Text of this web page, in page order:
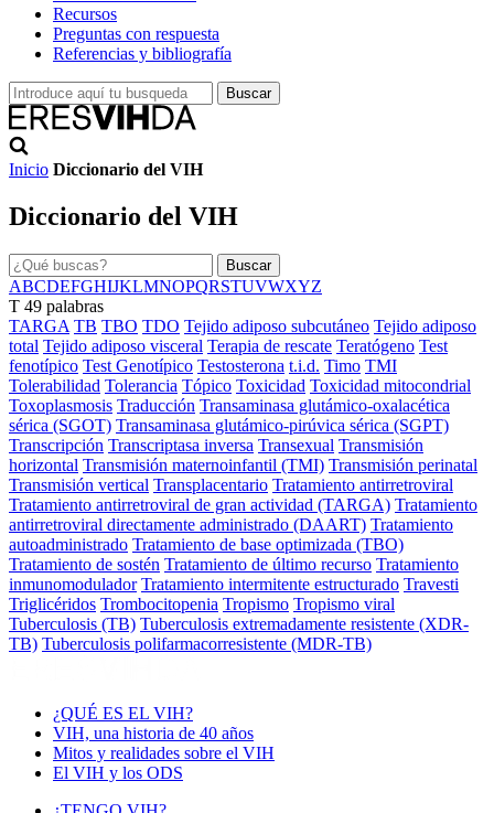
Recursos
Preguntas con respuesta
Referencias y bibliografía
Inicio Diccionario del VIH
Diccionario del VIH
Buscar
ABCDEFGHIJKLMNOPQRSTUVWXYZ
T 49 palabras
TARGA TB TBO TDO Tejido adiposo subcutáneo Tejido adiposo
total Tejido adiposo visceral Terapia de rescate Teratógeno Test
fenotípico Test Genotípico Testosterona t.i.d. Timo TMI
Tolerabilidad Tolerancia Tópico Toxicidad Toxicidad mitocondrial
Toxoplasmosis Traducción Transaminasa glutámico-oxalacética
sérica (SGOT) Transaminasa glutámico-pirúvica sérica (SGPT)
Transcripción Transcriptasa inversa Transexual Transmisión
horizontal Transmisión maternoinfantil (TMI) Transmisión perinatal
Transmisión vertical Transplacentario Tratamiento antirretroviral
Tratamiento antirretroviral de gran actividad (TARGA) Tratamiento
antirretroviral directamente administrado (DAART) Tratamiento
autoadministrado Tratamiento de base optimizada (TBO)
Tratamiento de sostén Tratamiento de último recurso Tratamiento
inmunomodulador Tratamiento intermitente estructurado Travesti
Triglicéridos Trombocitopenia Tropismo Tropismo viral
Tuberculosis (TB) Tuberculosis extremadamente resistente (XDR-
TB) Tuberculosis polifarmacorresistente (MDR-TB)
¿QUÉ ES EL VIH?
VIH, una historia de 40 años
Mitos y realidades sobre el VIH
El VIH y los ODS